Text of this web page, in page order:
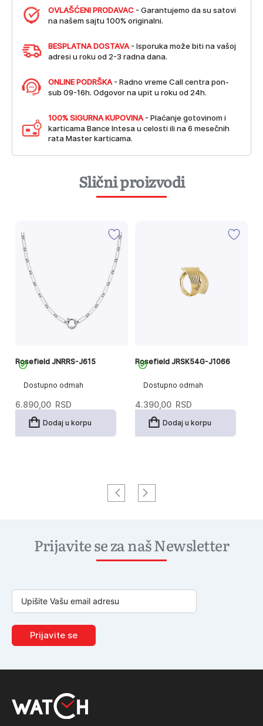
OVLAŠĆENI PRODAVAC - Garantujemo da su satovi
na našem sajtu 100% originalni.
BESPLATNA DOSTAVA - Isporuka može biti na vašoj
adresi u roku od 2-3 radna dana.
ONLINE PODRŠKA - Radno vreme Call centra pon-
sub 09-16h. Odgovor na upit u roku od 24h.
100% SIGURNA KUPOVINA - Plaćanje gotovinom i
karticama Bance Intesa u celosti ili na 6 mesečnih
rata Master karticama.
Slični proizvodi
Dostupno odmah
Rosefield JNRRS-J615
6.890,00 RSD
Dodaj u korpu
Dostupno odmah
Rosefield JRSK54G-J1066
4.390,00 RSD
Dodaj u korpu
Prijavite se za naš Newsletter
Prijavite se